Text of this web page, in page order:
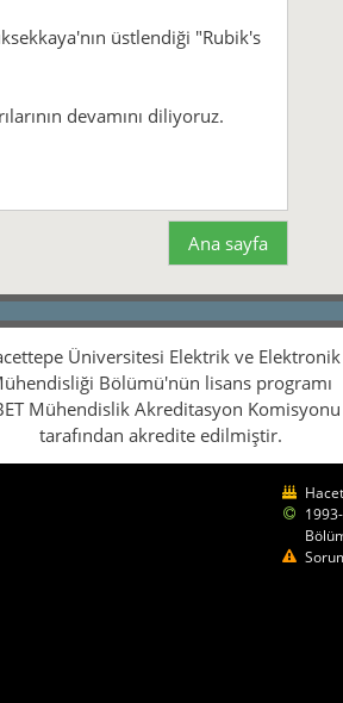
üstlendiği "Rubik's
devamını diliyoruz.
Ana sayfa
Üniversitesi Elektrik ve Elektronik
Bölümü'nün lisans programı
Mühendislik Akreditasyon Komisyonu
tarafından akredite edilmiştir.